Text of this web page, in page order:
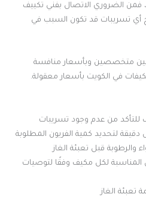
فمن الضروري الاتصال بفني تكييف
أي تسريبات قد تكون السبب في
متخصصين وبأسعار منافسة
في الكويت بأسعار معقولة.
من عدم وجود تسريبات
لتحديد كمية الفريون المطلوبة
والرطوبة قبل تعبئة الغاز
المناسبة لكل مكيف وفقًا لتوصيات
الغاز